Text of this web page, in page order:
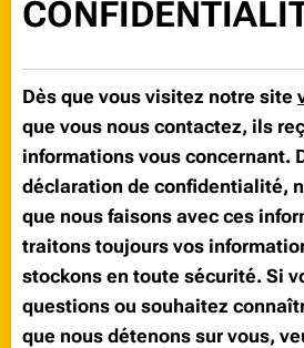
Dès que vous visitez notre site
que vous nous contactez, ils
informations vous concernant.
déclaration de confidentialité,
que nous faisons avec ces
traitons toujours vos
stockons en toute sécurité. Si
questions ou souhaitez
que nous détenons sur vous,